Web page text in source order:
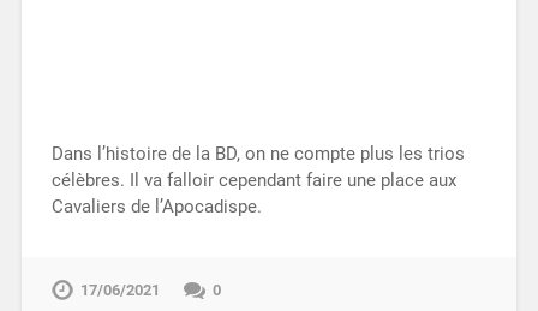
Dans l’histoire de la BD, on ne compte plus les trios
célèbres. Il va falloir cependant faire une place aux
Cavaliers de l’Apocadispe.
17/06/2021 0